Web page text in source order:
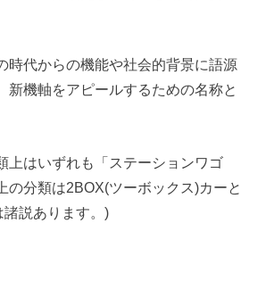
時代からの機能や社会的背景に語源
新機軸をアピールするための名称と
上はいずれも「ステーションワゴ
の分類は2BOX(ツーボックス)カーと
諸説あります。)